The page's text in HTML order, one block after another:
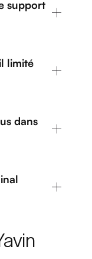
support
limité
dans